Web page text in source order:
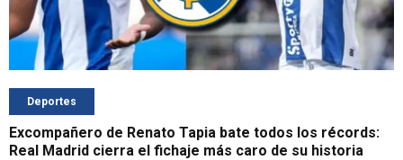
Deportes
Excompañero de Renato Tapia bate todos los récords:
Real Madrid cierra el fichaje más caro de su historia